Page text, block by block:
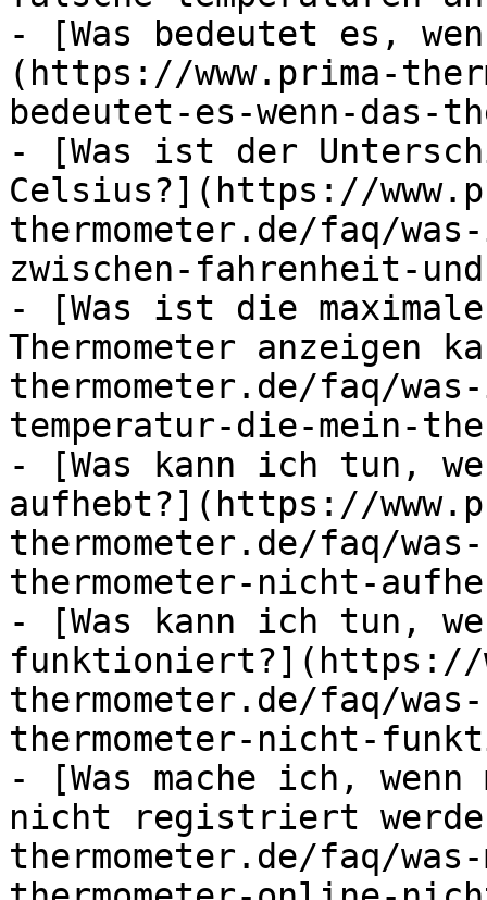
- [Was bedeutet es,
(https://www.prima-
bedeutet-es-wenn-das-
- [Was ist der
Celsius?](https://
thermometer.de/faq/
zwischen-fahrenheit-
- [Was ist die
Thermometer anzeigen
thermometer.de/faq/
temperatur-die-mein-
- [Was kann ich tun,
aufhebt?](https://
thermometer.de/faq/
thermometer-nicht-
- [Was kann ich tun,
funktioniert?](https://
thermometer.de/faq/
thermometer-nicht-
- [Was mache ich, wenn
nicht registriert
thermometer.de/faq/